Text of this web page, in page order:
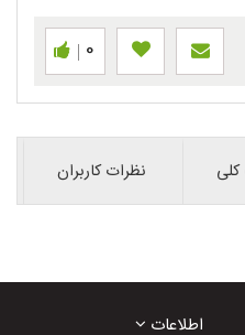
0
نظرات کاربران
اطلاعات